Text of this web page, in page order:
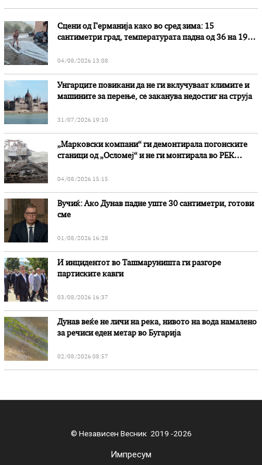
Сцени од Германија како во сред зима: 15
сантиметри град, температурата падна од 36 на 19
04/08/2026 13:08
Унгарците повикани да не ги вклучуваат климите и
машините за перење, се заканува недостиг на струја
31/07/2026 19:10
„Марковски компани“ ги демонтирала погонските
станици од „Осломеј“ и не ги монтирала во РЕК
04/08/2026 15:15
Вучиќ: Ако Дунав падне уште 30 сантиметри, готови
сме
01/08/2026 16:28
И инцидентот во Ташмаруништa ги разгоре
партиските кавги
03/08/2026 16:37
Дунав веќе не личи на река, нивото на вода намалено
за речиси еден метар во Бугарија
02/08/2026 08:57
© Независен Весник 2019 -2026
Импресум